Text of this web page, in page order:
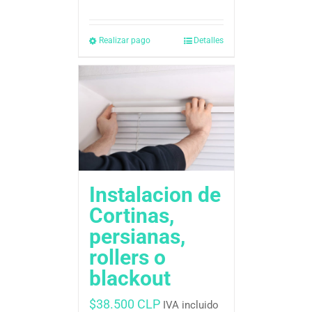
Realizar pago Detalles
Instalacion de
Cortinas,
persianas,
rollers o
blackout
$38.500 CLP IVA incluido